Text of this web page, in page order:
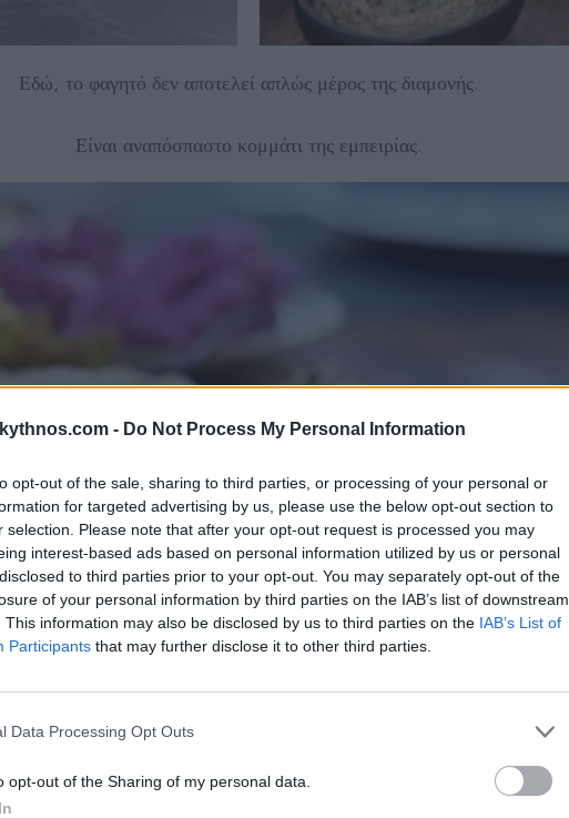
- Do Not Process My Personal Information
opt-out of the sale, sharing to third parties, or processing of your personal or
for targeted advertising by us, please use the below opt-out section to
selection. Please note that after your opt-out request is processed you may
interest-based ads based on personal information utilized by us or personal
to third parties prior to your opt-out. You may separately opt-out of the
of your personal information by third parties on the IAB’s list of downstream
This information may also be disclosed by us to third parties on the IAB’s List of
Participants that may further disclose it to other third parties.
Data Processing Opt Outs
opt-out of the Sharing of my personal data.
Εδώ, το φαγητό δεν αποτελεί απλώς μέρος της διαμονής.
Είναι αναπόσπαστο κομμάτι της εμπειρίας.
ΑΝΑΚΑΛΎΨΤΕ ΤΟ ΜΕΝΟΎ